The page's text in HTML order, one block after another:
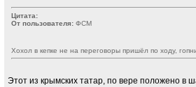
Цитата:
От пользователя: ФСМ
Хохол в кепке не на переговоры пришёл по ходу,
Этот из крымских татар, по вере положено в